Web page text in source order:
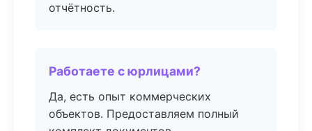
отчётность.
Работаете с юрлицами?
Да, есть опыт коммерческих
объектов. Предоставляем полный